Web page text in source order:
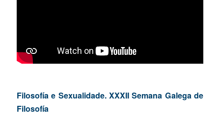
Filosofía e Sexualidade. XXXII Semana Galega de
Filosofía